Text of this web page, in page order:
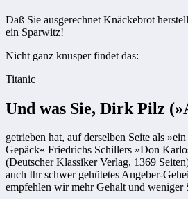
Daß Sie ausgerechnet Knäckebrot
ein Sparwitz!
Nicht ganz knusper findet das:
Titanic
Und was Sie, Dirk Pilz
getrieben hat, auf derselben Seite als
Gepäck« Friedrichs Schillers »Don
(Deutscher Klassiker Verlag, 1369
auch Ihr schwer gehütetes Angeber-
empfehlen wir mehr Gehalt und weniger